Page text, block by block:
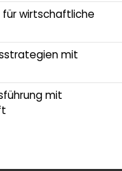
wirtschaftliche
mit
mit